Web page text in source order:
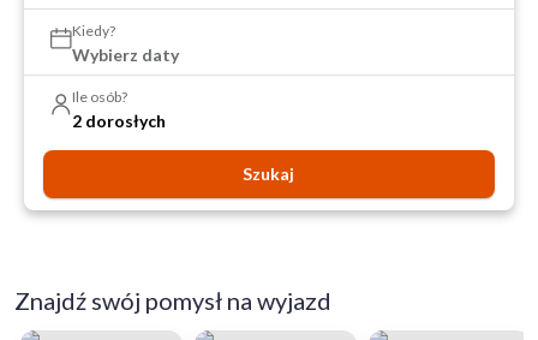
Kiedy?
Wybierz daty
Ile osób?
2 dorosłych
Szukaj
Znajdź swój pomysł na wyjazd